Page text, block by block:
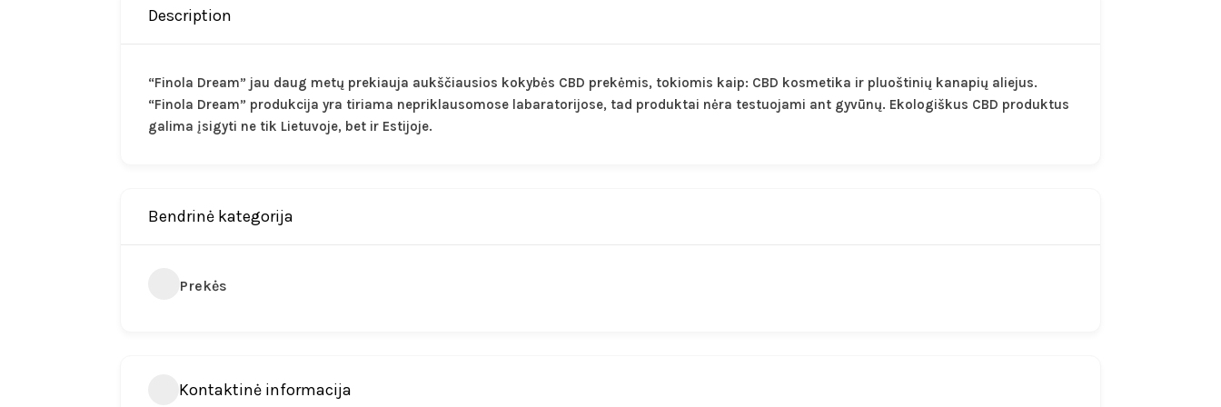
Description
“Finola Dream” jau daug metų prekiauja aukščiausios kokybės CBD prekėmis, tokiomis kaip: CBD kosmetika ir pluoštinių kanapių aliejus.
“Finola Dream” produkcija yra tiriama nepriklausomose labaratorijose, tad produktai nėra testuojami ant gyvūnų. Ekologiškus CBD produktus
galima įsigyti ne tik Lietuvoje, bet ir Estijoje.
Bendrinė kategorija
Prekės
Kontaktinė informacija